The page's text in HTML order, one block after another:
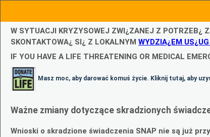
W SYTUACJI KRYZYSOWEJ ZWI¿ZANEJ Z POTRZEB¿
SKONTAKTOWA¿ SI¿ Z LOKALNYM WYDZIA¿EM
IF YOU HAVE A LIFE THREATENING OR MEDICAL
Masz moc, aby darować komuś życie. Kliknij tutaj, aby
Ważne zmiany dotyczące skradzionych
Wnioski o skradzione świadczenia SNAP nie są już